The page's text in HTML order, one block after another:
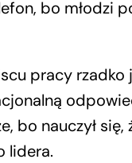
bo młodzi
pracy rzadko
bo nauczył się,
lidera.